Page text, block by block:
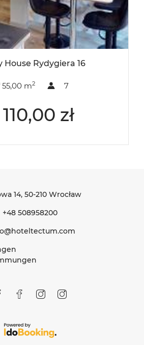
House Rydygiera 16
55,00 m2 7
110,00 zł
14, 50-210 Wrocław
+48 508958200